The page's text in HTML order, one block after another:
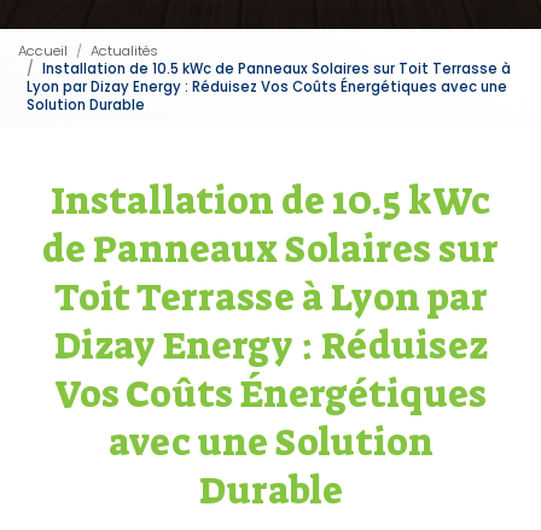
Accueil
Actualités
Installation de 10.5 kWc de Panneaux Solaires sur Toit Terrasse à
Lyon par Dizay Energy : Réduisez Vos Coûts Énergétiques avec une
Solution Durable
Installation de 10.5 kWc
de Panneaux Solaires sur
Toit Terrasse à Lyon par
Dizay Energy : Réduisez
Vos Coûts Énergétiques
avec une Solution
Durable